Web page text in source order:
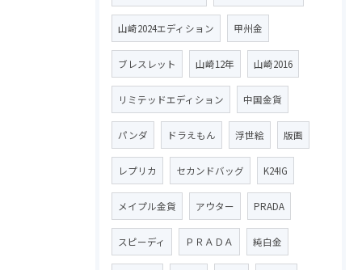
山崎2024エディション 甲州金
ブレスレット 山崎12年 山崎2016
リミテッドエディション 中国金貨
パンダ ドラえもん 浮世絵 版画
レプリカ セカンドバッグ K24IG
メイプル金貨 アウター PRADA
スピーディ ＰＲＡＤＡ 純白金